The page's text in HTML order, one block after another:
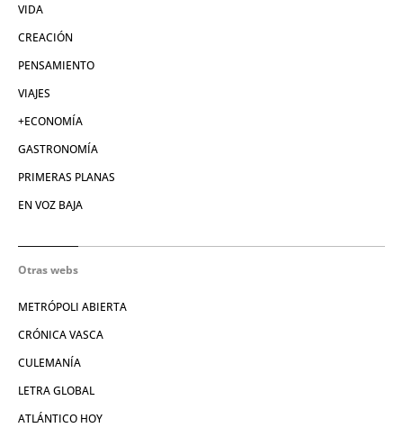
VIDA
CREACIÓN
PENSAMIENTO
VIAJES
+ECONOMÍA
GASTRONOMÍA
PRIMERAS PLANAS
EN VOZ BAJA
Otras webs
METRÓPOLI ABIERTA
CRÓNICA VASCA
CULEMANÍA
LETRA GLOBAL
ATLÁNTICO HOY